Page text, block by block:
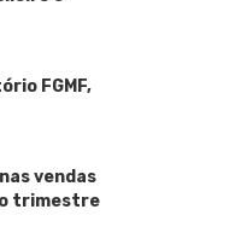
FGMF,
vendas
trimestre